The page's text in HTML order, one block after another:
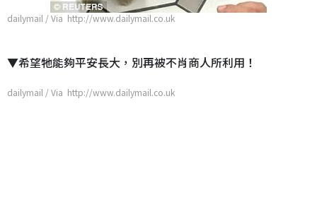
dailymail / Via http://www.dailymail.co.uk
▼希望牠能夠平安長大，別再被不肖商人所利用！
dailymail / Via http://www.dailymail.co.uk